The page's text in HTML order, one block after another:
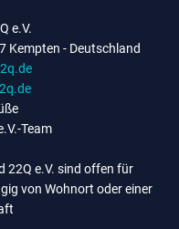
e.V.
Kempten - Deutschland
Team
22Q e.V. sind offen für
von Wohnort oder einer